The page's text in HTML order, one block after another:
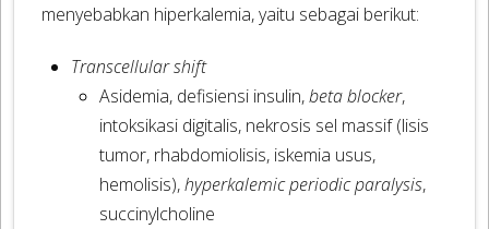
menyebabkan hiperkalemia, yaitu sebagai berikut:
Transcellular shift
Asidemia, defisiensi insulin,beta blocker,
intoksikasi digitalis, nekrosis sel massif (lisis
tumor, rhabdomiolisis, iskemia usus,
hemolisis),hyperkalemic periodic paralysis,
succinylcholine